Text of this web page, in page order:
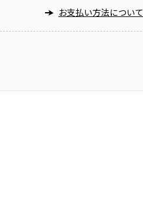
お支払い方法について